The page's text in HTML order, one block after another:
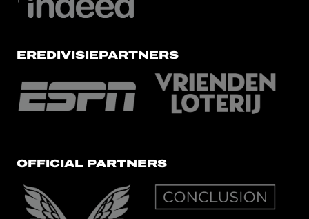
EREDIVISIEPARTNERS
OFFICIAL PARTNERS